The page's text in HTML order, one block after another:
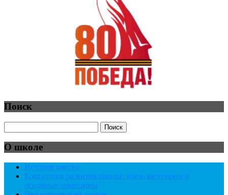
Поиск
О школе
История школы
Концепция развития школы: идеи, категории и
основные принципы